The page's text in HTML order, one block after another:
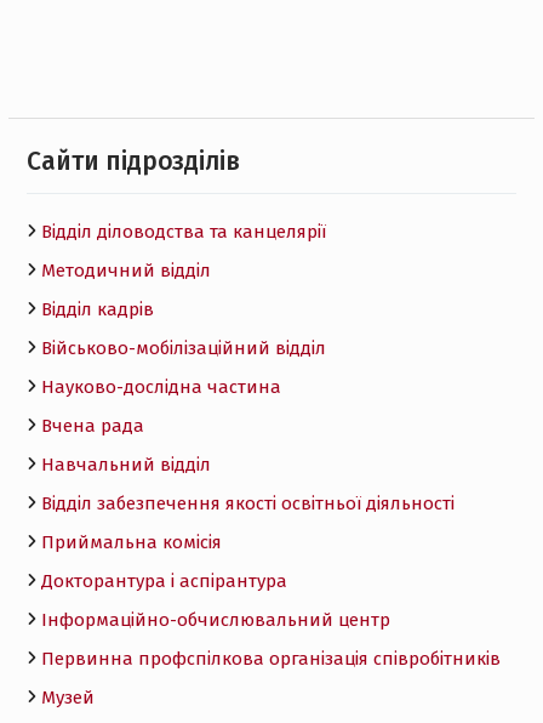
Cайти підрозділів
Відділ діловодства та канцелярії
Методичний відділ
Відділ кадрів
Військово-мобілізаційний відділ
Науково-дослідна частина
Вчена рада
Навчальний відділ
Відділ забезпечення якості освітньої діяльності
Приймальна комісія
Докторантура і аспірантура
Інформаційно-обчислювальний центр
Первинна профспілкова організація співробітників
Музей